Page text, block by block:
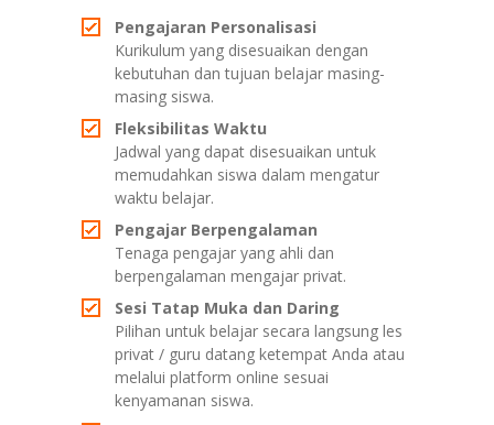
Pengajaran Personalisasi
Kurikulum yang disesuaikan dengan
kebutuhan dan tujuan belajar masing-
masing siswa.
Fleksibilitas Waktu
Jadwal yang dapat disesuaikan untuk
memudahkan siswa dalam mengatur
waktu belajar.
Pengajar Berpengalaman
Tenaga pengajar yang ahli dan
berpengalaman mengajar privat.
Sesi Tatap Muka dan Daring
Pilihan untuk belajar secara langsung les
privat / guru datang ketempat Anda atau
melalui platform online sesuai
kenyamanan siswa.